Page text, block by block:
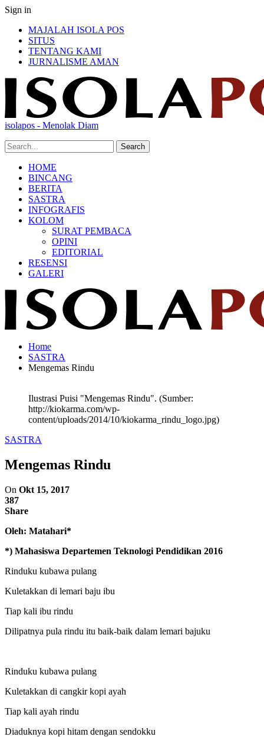
Sign in
MAJALAH ISOLA POS
SITUS
TENTANG KAMI
JURNALISME AMAN
isolapos - Menolak Diam
HOME
BINCANG
BERITA
SASTRA
INFOGRAFIS
KOLOM
SURAT PEMBACA
OPINI
EDITORIAL
RESENSI
GALERI
Home
SASTRA
Mengemas Rindu
Ilustrasi Puisi "Mengemas Rindu". (Sumber:
http://kiokarma.com/wp-
content/uploads/2014/10/kiokarma_rindu_logo.jpg)
SASTRA
Mengemas Rindu
On Okt 15, 2017
387
Share
Oleh: Matahari*
*) Mahasiswa Departemen Teknologi Pendidikan 2016
Rinduku kubawa pulang
Kuletakkan di lemari baju ibu
Tiap kali ibu rindu
Dilipatnya pula rindu itu baik-baik dalam lemari bajuku
Rinduku kubawa pulang
Kuletakkan di cangkir kopi ayah
Tiap kali ayah rindu
Diaduknya kopi hitam dengan sendokku